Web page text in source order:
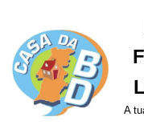
Avançar
para
o
conteúdo
A